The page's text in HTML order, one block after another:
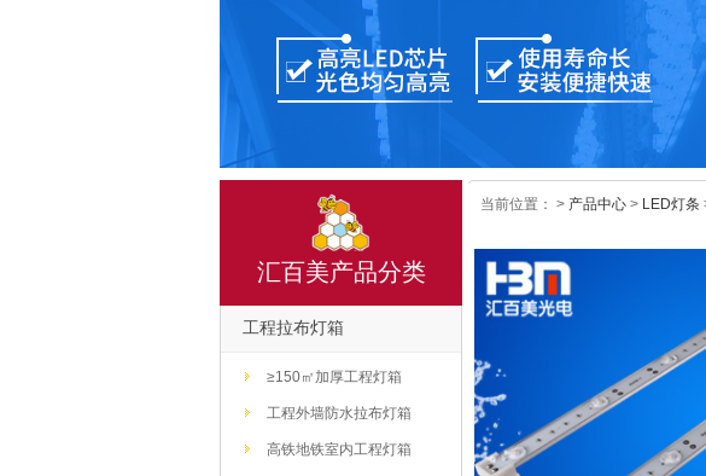
当前位置： > 产品中心 > LED灯条
汇百美产品分类
工程拉布灯箱
≥150㎡加厚工程灯箱
工程外墙防水拉布灯箱
高铁地铁室内工程灯箱